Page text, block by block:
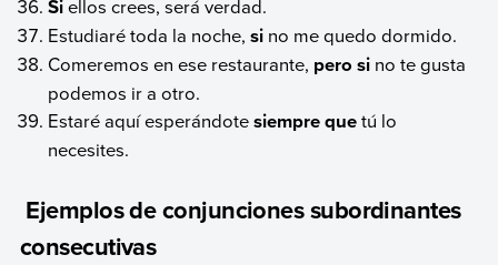
Siellos crees, será verdad.
Estudiaré toda la noche,si no me quedo dormido.
Comeremos en ese restaurante, pero si no te gusta
podemos ir a otro.
Estaré aquí esperándotesiempre quetú lo
necesites.
Ejemplos de conjunciones subordinantes
consecutivas